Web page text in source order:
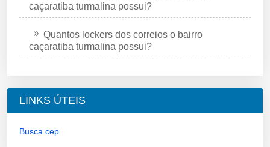
caçaratiba turmalina possui?
Quantos lockers dos correios o bairro
caçaratiba turmalina possui?
LINKS ÚTEIS
Busca cep